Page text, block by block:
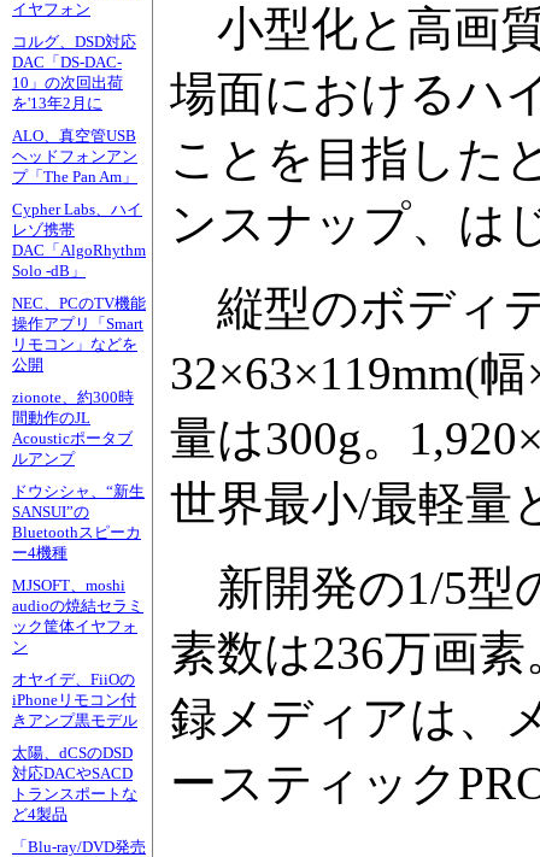
イヤフォン
コルグ、DSD対応
DAC「DS-DAC-
10」の次回出荷
を'13年2月に
ALO、真空管USB
ヘッドフォンアン
プ「The Pan Am」
Cypher Labs、ハイ
レゾ携帯
DAC「AlgoRhythm
Solo -dB」
NEC、PCのTV機能
操作アプリ「Smart
リモコン」などを
公開
zionote、約300時
間動作のJL
Acousticポータブ
ルアンプ
ドウシシャ、“新生
SANSUI”の
Bluetoothスピーカ
ー4機種
MJSOFT、moshi
audioの焼結セラミ
ック筐体イヤフォ
ン
オヤイデ、FiiOの
iPhoneリモコン付
きアンプ黒モデル
太陽、dCSのDSD
対応DACやSACD
トランスポートな
ど4製品
「Blu-ray/DVD発売
小型化と高画
場面におけるハ
ことを目指した
ンスナップ、は
縦型のボディ
32×63×119mm(
量は300g。
世界最小/最軽量
新開発の1/5型
素数は236万画
録メディアは、
ースティック